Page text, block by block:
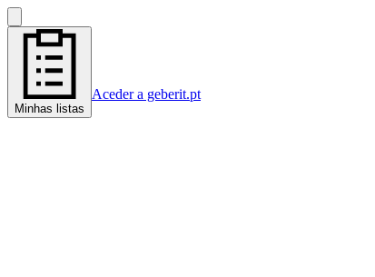
Minhas listas
Aceder a geberit.pt